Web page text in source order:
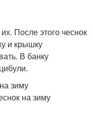
После этого чеснок
и крышку
В банку